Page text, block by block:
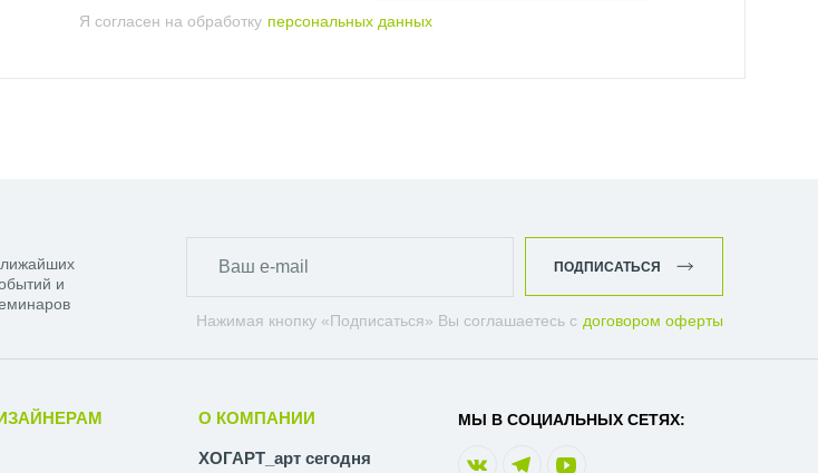
Я согласен на обработку персональных данных
и
Нажимая кнопку «Подписаться» Вы соглашаетесь с договором оферты
ПОДПИСАТЬСЯ
О КОМПАНИИ
ХОГАРТ_арт сегодня
МЫ В СОЦИАЛЬНЫХ СЕТЯХ: